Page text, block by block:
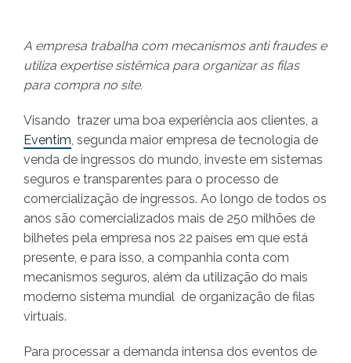
A empresa trabalha com mecanismos anti fraudes e
utiliza expertise sistêmica para organizar as filas
para compra no site.
Visando trazer uma boa experiência aos clientes, a
Eventim, segunda maior empresa de tecnologia de
venda de ingressos do mundo, investe em sistemas
seguros e transparentes para o processo de
comercialização de ingressos. Ao longo de todos os
anos são comercializados mais de 250 milhões de
bilhetes pela empresa nos 22 países em que está
presente, e para isso, a companhia conta com
mecanismos seguros, além da utilização do mais
moderno sistema mundial de organização de filas
virtuais.
Para processar a demanda intensa dos eventos de